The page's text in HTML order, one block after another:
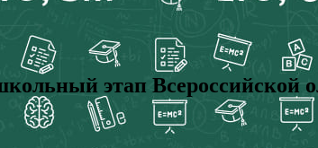
этап Всероссийской